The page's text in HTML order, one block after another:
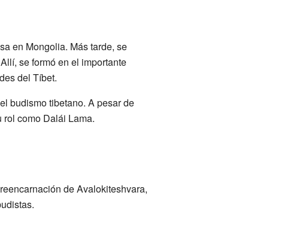
en Mongolia. Más tarde, se
se formó en el importante
del Tíbet.
budismo tibetano. A pesar de
rol como Dalái Lama.
de Avalokiteshvara,